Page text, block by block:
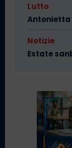
Lutto
Antonietta
Notizie
Estate